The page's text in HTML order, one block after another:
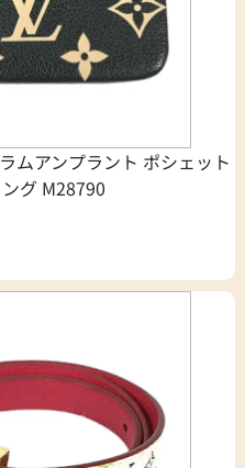
ムアンプラント ポシェット
グ M28790